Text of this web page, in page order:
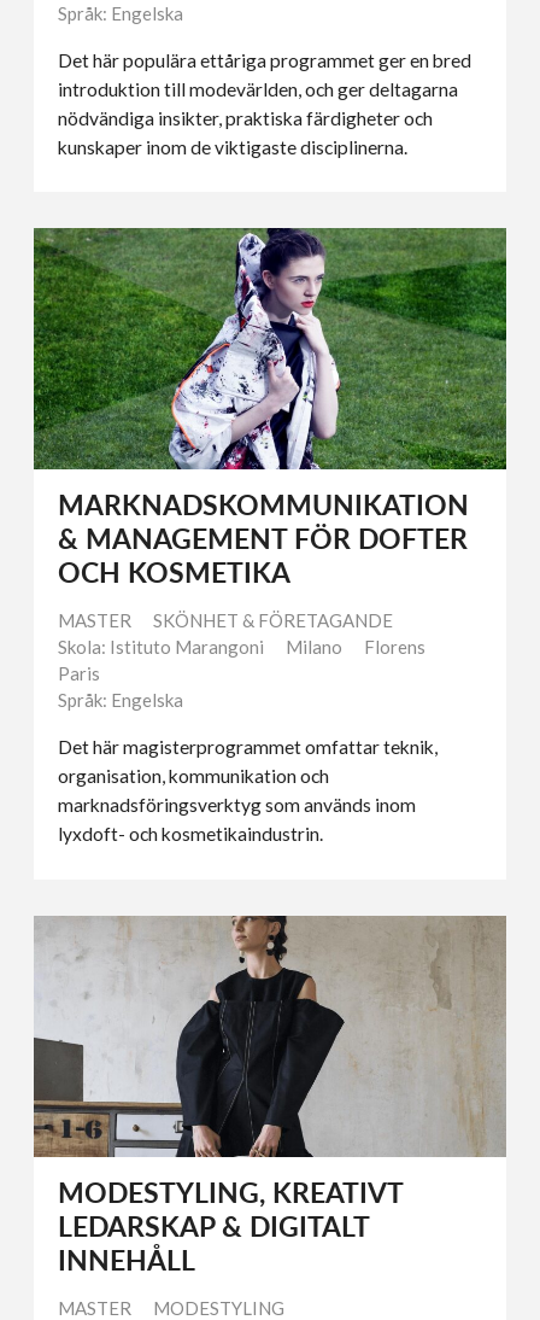
Språk: Engelska
Det här populära ettåriga programmet ger en bred
introduktion till modevärlden, och ger deltagarna
nödvändiga insikter, praktiska färdigheter och
kunskaper inom de viktigaste disciplinerna.
MARKNADSKOMMUNIKATION
& MANAGEMENT FÖR DOFTER
OCH KOSMETIKA
MASTER
SKÖNHET & FÖRETAGANDE
Skola: Istituto Marangoni
Milano
Florens
Paris
Språk: Engelska
Det här magisterprogrammet omfattar teknik,
organisation, kommunikation och
marknadsföringsverktyg som används inom
lyxdoft- och kosmetikaindustrin.
MODESTYLING, KREATIVT
LEDARSKAP & DIGITALT
INNEHÅLL
MASTER
MODESTYLING